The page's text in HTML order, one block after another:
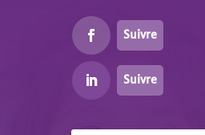
Suivre
Suivre